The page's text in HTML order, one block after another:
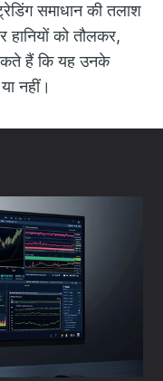
समाधान की तलाश
को तौलकर,
सकते हैं कि यह उनके
नहीं।